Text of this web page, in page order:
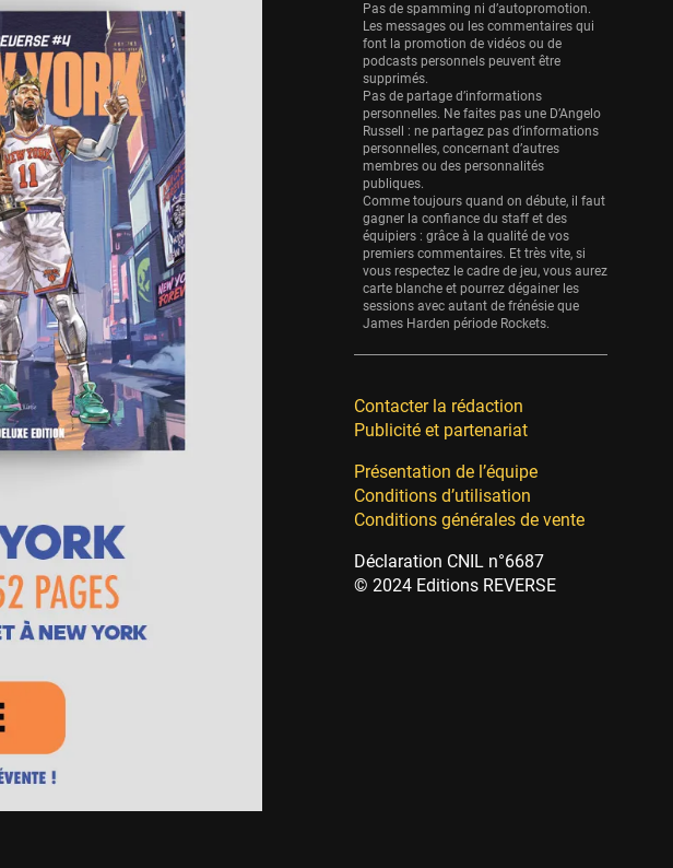
Brooklyn Nets
24 sessions
Sacramento Kings
24 sessions
Utah Jazz
22 sessions
Toronto Raptors
18 sessions
REVERSE
11 sessions
Bleues
Pas de spamming ni d’autopromotion.
Les messages ou les commentaires qui
font la promotion de vidéos ou de
podcasts personnels peuvent être
supprimés.
Pas de partage d’informations
personnelles. Ne faites pas une D’Angelo
Russell : ne partagez pas d’informations
personnelles, concernant d’autres
membres ou des personnalités
publiques.
Comme toujours quand on débute, il faut
gagner la confiance du staff et des
équipiers : grâce à la qualité de vos
premiers commentaires. Et très vite, si
vous respectez le cadre de jeu, vous aurez
carte blanche et pourrez dégainer les
sessions avec autant de frénésie que
James Harden période Rockets.
Contacter la rédaction
Publicité et partenariat
Présentation de l’équipe
Conditions d’utilisation
Conditions générales de vente
Déclaration CNIL n°6687
© 2024 Editions REVERSE